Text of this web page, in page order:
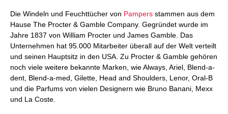
Die Windeln und Feuchttücher von Pampers stammen aus dem
Hause The Procter & Gamble Company. Gegründet wurde im
Jahre 1837 von William Procter und James Gamble. Das
Unternehmen hat 95.000 Mitarbeiter überall auf der Welt verteilt
und seinen Hauptsitz in den USA. Zu Procter & Gamble gehören
noch viele weitere bekannte Marken, wie Always, Ariel, Blend-a-
dent, Blend-a-med, Gilette, Head and Shoulders, Lenor, Oral-B
und die Parfums von vielen Designern wie Bruno Banani, Mexx
und La Coste.